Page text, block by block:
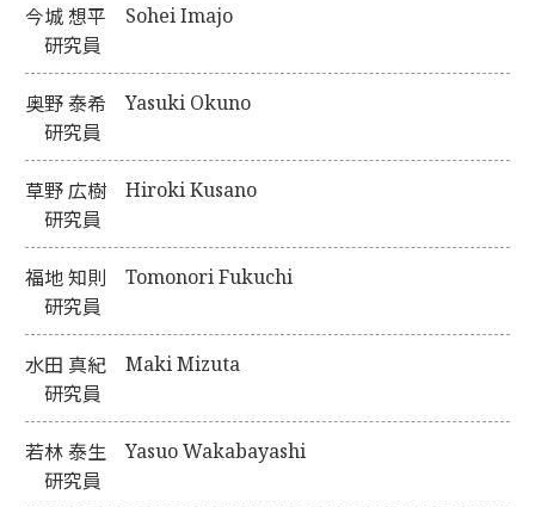
今城 想平 Sohei Imajo
研究員
奥野 泰希 Yasuki Okuno
研究員
草野 広樹 Hiroki Kusano
研究員
福地 知則 Tomonori Fukuchi
研究員
水田 真紀 Maki Mizuta
研究員
若林 泰生 Yasuo Wakabayashi
研究員